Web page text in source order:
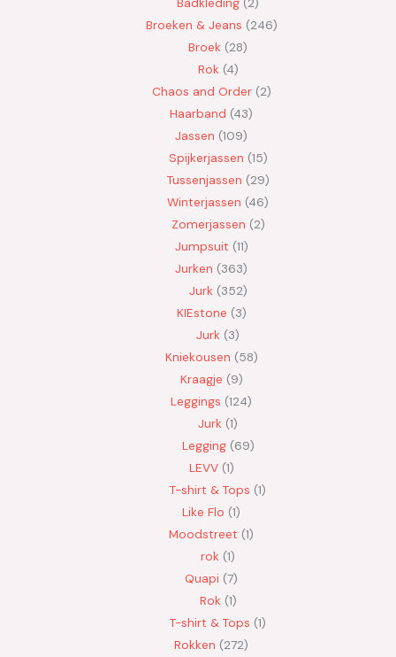
Broeken & Jeans 246
Broek 28
Rok 4
Chaos and Order 2
Haarband 43
Jassen 109
Spijkerjassen 15
Tussenjassen 29
Winterjassen 46
Zomerjassen 2
Jumpsuit 11
Jurken 363
Jurk 352
KIEstone 3
Jurk 3
Kniekousen 58
Kraagje 9
Leggings 124
Jurk 1
Legging 69
LEVV 1
T-shirt & Tops 1
Like Flo 1
Moodstreet 1
rok 1
Quapi 7
Rok 1
T-shirt & Tops 1
Rokken 272